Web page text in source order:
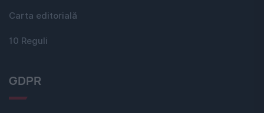
Carta editorială
10 Reguli
GDPR